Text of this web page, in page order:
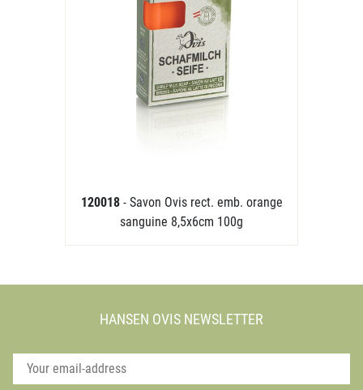
120018 - Savon Ovis rect. emb. orange
sanguine 8,5x6cm 100g
HANSEN OVIS NEWSLETTER